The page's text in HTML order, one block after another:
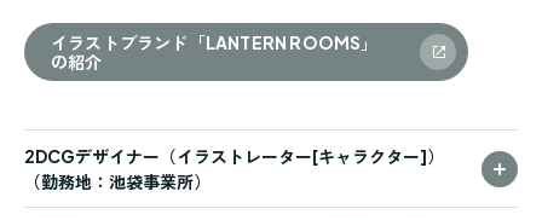
イラストブランド「LANTERN ROOMS」
の紹介
2DCGデザイナー（イラストレーター[キャラクター]）
（勤務地：池袋事業所）